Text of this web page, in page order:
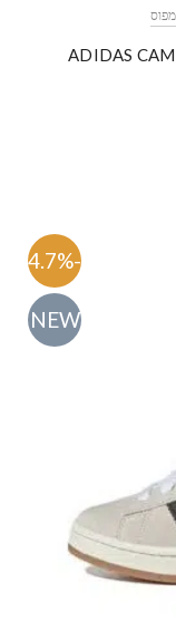
-54.7%
NEW